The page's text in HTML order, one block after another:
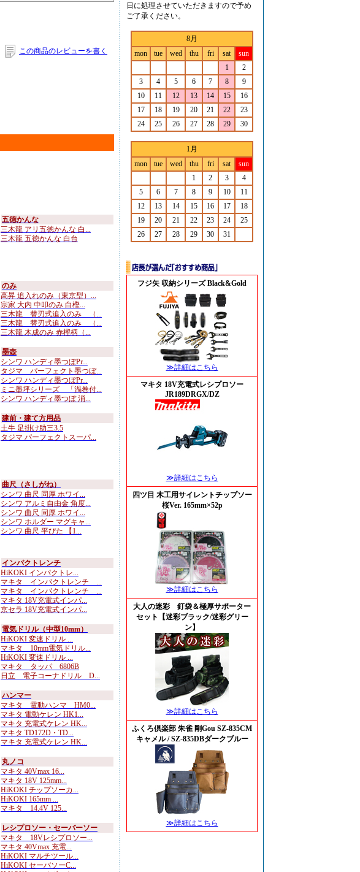
この商品のレビューを書く
五徳かんな
三木龍 アリ五徳かんな 白...
三木龍 五徳かんな 白台
のみ
高昇 追入れのみ（東京型）...
宗家 大内 中叩のみ 白樫...
三木龍 替刃式追入のみ （...
三木龍 替刃式追入のみ （...
三木龍 木成のみ 赤樫柄（...
墨壺
シンワ ハンディ墨つぼPr...
タジマ パーフェクト墨つぼ...
シンワ ハンディ墨つぼPr...
ミニ墨坪シリーズ 「渦巻付...
シンワ ハンディ墨つぼ 消...
建前・建て方用品
土牛 足掛け助三3.5
タジマ パーフェクトスーパ...
曲尺（さしがね）
シンワ 曲尺 同厚 ホワイ...
シンワ アルミ自由金 角度...
シンワ 曲尺 同厚 ホワイ...
シンワ ホルダー マグキャ...
シンワ 曲尺 平ぴた 【1...
インパクトレンチ
HiKOKI インパクトレ...
マキタ インパクトレンチ ...
マキタ インパクトレンチ ...
マキタ 18V充電式インパ...
京セラ 18V充電式インパ...
電気ドリル（中型10mm）
HiKOKI 変速ドリル ...
マキタ 10mm電気ドリル...
HiKOKI 変速ドリル ...
マキタ タッパ 6806B
日立 電子コーナドリル D...
ハンマー
マキタ 電動ハンマ HM0...
マキタ 電動ケレン HK1...
マキタ 充電式ケレン HK...
マキタ TD172D・TD...
マキタ 充電式ケレン HK...
丸ノコ
マキタ 40Vmax 16...
マキタ 18V 125mm...
HiKOKI チップソーカ...
HiKOKI 165mm ...
マキタ 14.4V 125...
レシプロソー・セーバーソー
マキタ 18Vレシプロソー...
マキタ 40Vmax 充電...
HiKOKI マルチツール...
HiKOKI セーバソーC...
日に処理させていただきますので予め
ご了承ください。
8月
mon
tue wed thu fri sat
sun
1
2
3
4 5 6 7 8
9
10
11 12 13 14 15
16
17
18 19 20 21 22
23
24
25 26 27 28 29 30
1月
mon
tue wed thu fri sat
sun
1
2 3
4
5
6 7 8 9 10
11
12
13 14 15 16 17
18
19
20 21 22 23 24
25
26
27 28 29 30 31
フジ矢 収納シリーズ Black&Gold
≫詳細はこちら
マキタ 18V充電式レシプロソー
JR189DRGX/DZ
≫詳細はこちら
四ツ目 木工用サイレントチップソー
桜Ver. 165mm×52p
≫詳細はこちら
大人の迷彩 釘袋＆極厚サポーター
セット【迷彩ブラック/迷彩グリー
ン】
≫詳細はこちら
ふくろ倶楽部 朱雀 剛Gou SZ-835CM
キャメル / SZ-835DBダークブルー
≫詳細はこちら